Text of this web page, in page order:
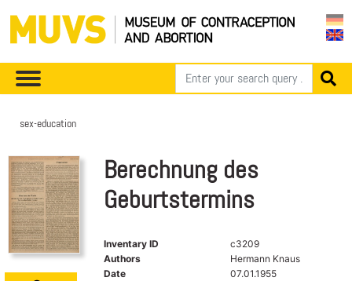
sex-education
Berechnung des
Geburtstermins
Inventary ID
c3209
Authors
Hermann Knaus
Date
07.01.1955